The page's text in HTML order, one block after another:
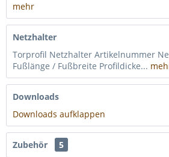
mehr
Netzhalter
Torprofil Netzhalter Artikelnummer
Fußlänge / Fußbreite Profildicke...
Downloads
Downloads aufklappen
Zubehör 5